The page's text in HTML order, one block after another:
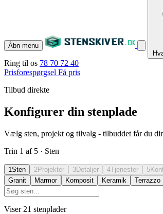
Åbn menu
Ring til os 78 70 72 40
Prisforespørgsel Få pris
Tilbud direkte
Konfigurer din stenplade
Vælg sten, projekt og tilvalg - tilbuddet får du
Trin 1 af 5 · Sten
1 Sten 2Projekter 3Detaljer 4Tjenester 5
Granit
Marmor Komposit Keramik Terrazzo
Viser 21 stenplader